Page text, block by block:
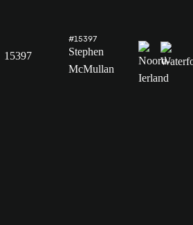
15397
#15397
Stephen
McMullan